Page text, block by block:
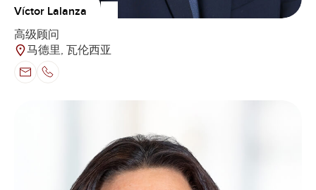
Víctor Lalanza
高级顾问
马德里, 瓦伦西亚